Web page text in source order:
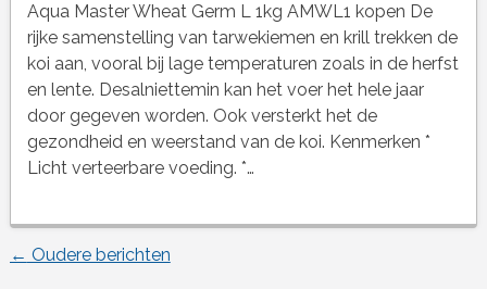
Aqua Master Wheat Germ L 1kg AMWL1 kopen De
rijke samenstelling van tarwekiemen en krill trekken de
koi aan, vooral bij lage temperaturen zoals in de herfst
en lente. Desalniettemin kan het voer het hele jaar
door gegeven worden. Ook versterkt het de
gezondheid en weerstand van de koi. Kenmerken *
Licht verteerbare voeding. *…
Berichtnavigatie
← Oudere berichten